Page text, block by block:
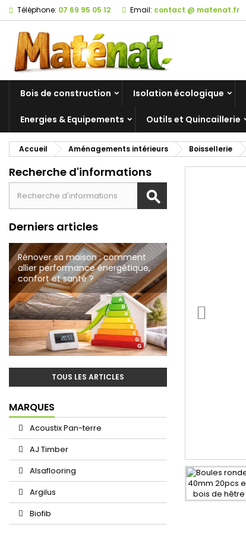
Téléphone: 07 69 95 05 12 Email: contact @ matenat.fr
Bois de construction Isolation écologique
Energies & Equipements Outils et Quincaillerie
Accueil Aménagements intérieurs Boissellerie
Recherche d'informations
Derniers articles
Tout savoir sur les cloisons à
ossature bois
Rénover sa maison : comment
allier performance énergétique,
confort et santé ?
Bâtiments Naturels à Tourcoing
Matériaux de construction
écologique à Roubaix
TOUS LES ARTICLES
MARQUES
Acoustix Pan-terre
AJ Timber
Alsaflooring
Argilus
Biofib